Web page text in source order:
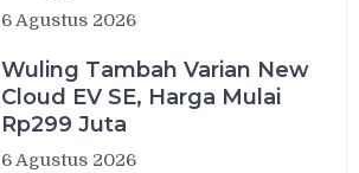
6 Agustus 2026
Wuling Tambah Varian New
Cloud EV SE, Harga Mulai
Rp299 Juta
6 Agustus 2026